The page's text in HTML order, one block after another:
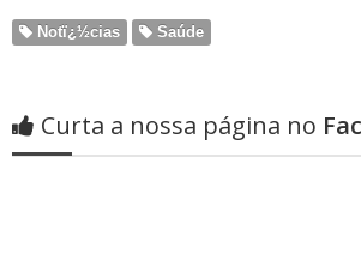
Notï¿½cias Saúde
Curta a nossa página no